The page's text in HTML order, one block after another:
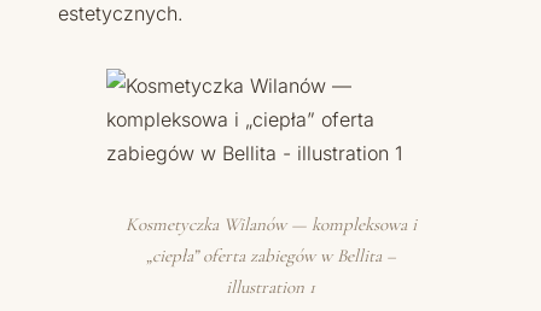
estetycznych.
Kosmetyczka Wilanów — kompleksowa i
„ciepła” oferta zabiegów w Bellita –
illustration 1